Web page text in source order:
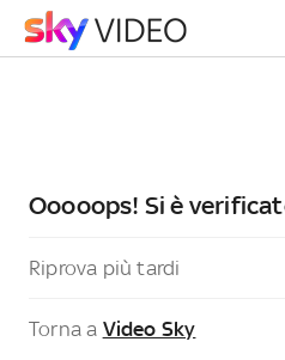
Ooooops! Si è
Riprova più tardi
Torna a Video Sky